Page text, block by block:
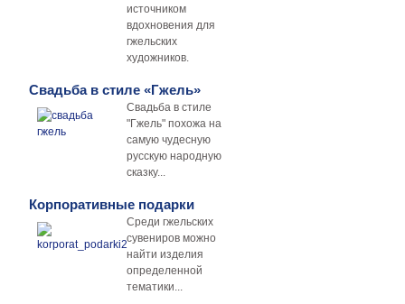
источником
вдохновения для
гжельских
художников.
Свадьба в стиле «Гжель»
Свадьба в стиле
"Гжель" похожа на
самую чудесную
русскую народную
сказку...
Корпоративные подарки
Среди гжельских
сувениров можно
найти изделия
определенной
тематики...